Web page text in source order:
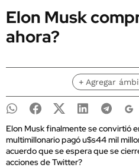
Elon Musk
ahora?
+ Agregar
Elon Musk finalmente se convirtió
multimillonario pagó u$s44 mil
acuerdo que se espera que se
acciones de Twitter?